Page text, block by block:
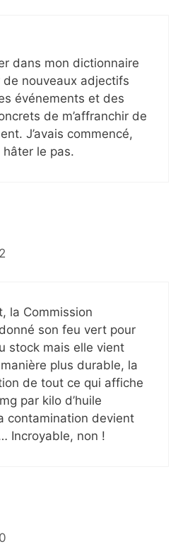
dans mon dictionnaire
nouveaux adjectifs
événements et des
de m’affranchir de
J’avais commencé,
le pas.
la Commission
son feu vert pour
stock mais elle vient
plus durable, la
de tout ce qui affiche
par kilo d’huile
contamination devient
Incroyable, non !